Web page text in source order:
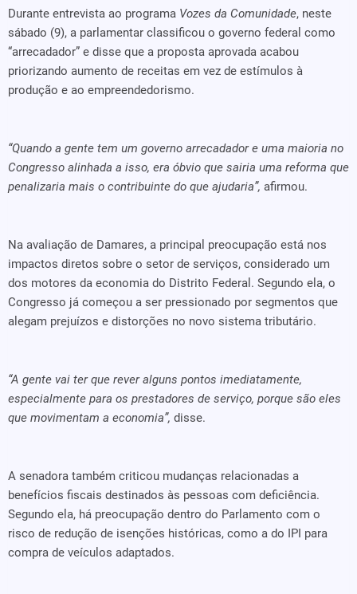
Durante entrevista ao programa Vozes da Comunidade, neste
sábado (9), a parlamentar classificou o governo federal como
“arrecadador” e disse que a proposta aprovada acabou
priorizando aumento de receitas em vez de estímulos à
produção e ao empreendedorismo.
“Quando a gente tem um governo arrecadador e uma maioria no
Congresso alinhada a isso, era óbvio que sairia uma reforma que
penalizaria mais o contribuinte do que ajudaria”, afirmou.
Na avaliação de Damares, a principal preocupação está nos
impactos diretos sobre o setor de serviços, considerado um
dos motores da economia do Distrito Federal. Segundo ela, o
Congresso já começou a ser pressionado por segmentos que
alegam prejuízos e distorções no novo sistema tributário.
“A gente vai ter que rever alguns pontos imediatamente,
especialmente para os prestadores de serviço, porque são eles
que movimentam a economia”, disse.
A senadora também criticou mudanças relacionadas a
benefícios fiscais destinados às pessoas com deficiência.
Segundo ela, há preocupação dentro do Parlamento com o
risco de redução de isenções históricas, como a do IPI para
compra de veículos adaptados.